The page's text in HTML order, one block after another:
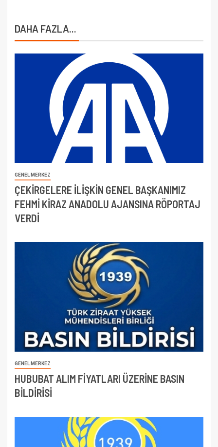
DAHA FAZLA...
GENEL MERKEZ
ÇEKİRGELERE İLİŞKİN GENEL BAŞKANIMIZ
FEHMİ KİRAZ ANADOLU AJANSINA RÖPORTAJ
VERDİ
GENEL MERKEZ
HUBUBAT ALIM FİYATLARI ÜZERİNE BASIN
BİLDİRİSİ